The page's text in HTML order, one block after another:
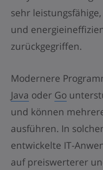
sehr
und
zurückgegriffen.
Modernere
Java oder Go
und können
ausführen. In
entwickelte IT-
auf preiswerterer